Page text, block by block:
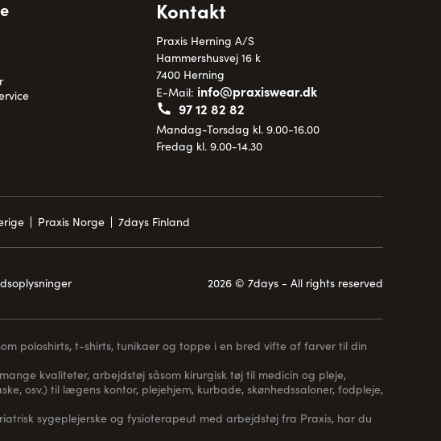
Kontakt
Praxis Herning A/S
Hammershusvej 16 k
7400 Herning
E-Mail: info@praxiswear.dk
97 12 82 82
Mandag-Torsdag kl. 9.00-16.00
Fredag kl. 9.00-14.30
Praxis Norge 7days Finland
2026 © 7days - All rights reserved
poloshirts, t-shirts, tunikaer og toppe i en bred vifte af farver til din
kvaliteter, arbejdstøj såsom kirurgisk tøj til medicin og pleje,
osv.) til lægens kontor, plejehjem, kurbade, skønhedssaloner, fodpleje,
sygeplejerske og fysioterapeut med arbejdstøj fra Praxis, har du